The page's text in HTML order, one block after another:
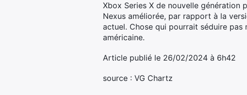
Xbox Series X de nouvelle génération
Nexus améliorée, par rapport à la
actuel. Chose qui pourrait séduire
américaine.
Article publié le 26/02/2024 à 6h42
source : VG Chartz